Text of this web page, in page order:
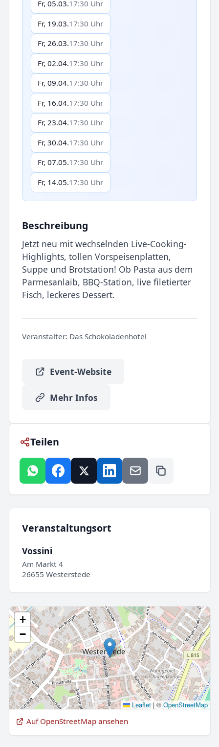
Fr, 05.03.17:30 Uhr
Fr, 19.03.17:30 Uhr
Fr, 26.03.17:30 Uhr
Fr, 02.04.17:30 Uhr
Fr, 09.04.17:30 Uhr
Fr, 16.04.17:30 Uhr
Fr, 23.04.17:30 Uhr
Fr, 30.04.17:30 Uhr
Fr, 07.05.17:30 Uhr
Fr, 14.05.17:30 Uhr
Beschreibung
Jetzt neu mit wechselnden Live-Cooking-
Highlights, tollen Vorspeisenplatten,
Suppe und Brotstation! Ob Pasta aus dem
Parmesanlaib, BBQ-Station, live filetierter
Fisch, leckeres Dessert.
Veranstalter: Das Schokoladenhotel
Event-Website
Mehr Infos
Teilen
Veranstaltungsort
Vossini
Am Markt 4
26655 Westerstede
+
−
Leaflet |© OpenStreetMap
Auf OpenStreetMap ansehen